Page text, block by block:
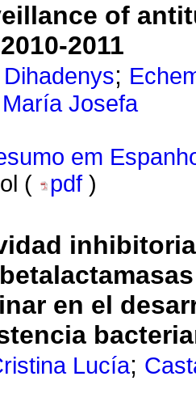
of
2011
;
Josefa
em
(
pdf )
en el
Lucía;